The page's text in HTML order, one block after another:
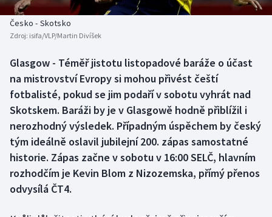
Basketbal
Biatlon
Boby a skeleton
Box
Curling
Dostihy
Florbal
Historické návraty
Aplikace ČT sport
AZ kvíz
Česko - Skotsko
Zdroj: isifa/VLP/Martin Divíšek
Glasgow - Téměř jistotu listopadové baráže o účast
na mistrovství Evropy si mohou přivést čeští
fotbalisté, pokud se jim podaří v sobotu vyhrát nad
Skotskem. Baráži by je v Glasgowě hodně přiblížil i
nerozhodný výsledek. Případným úspěchem by český
tým ideálně oslavil jubilejní 200. zápas samostatné
historie. Zápas začne v sobotu v 16:00 SELČ, hlavním
rozhodčím je Kevin Blom z Nizozemska, přímý přenos
odvysílá ČT4.